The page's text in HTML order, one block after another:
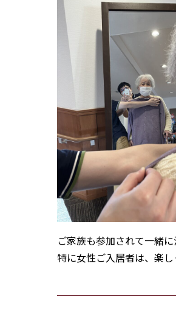
ご家族も参加されて一緒
特に女性ご入居者は、楽